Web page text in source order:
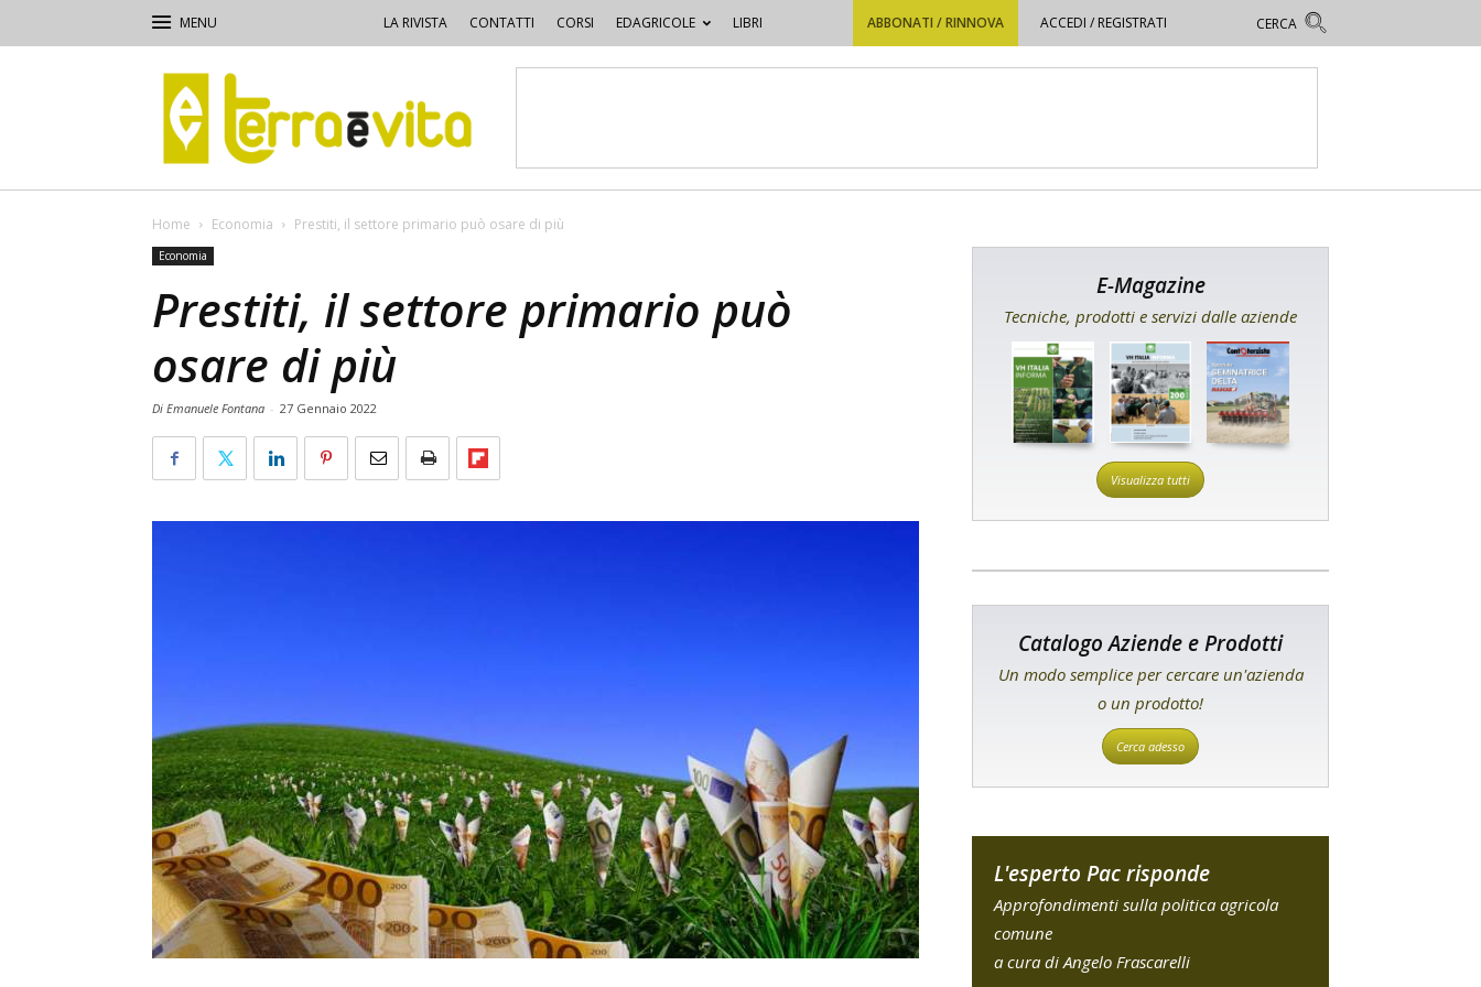
LA RIVISTA CONTATTI CORSI EDAGRICOLE LIBRI ABBONATI / RINNOVA ACCEDI / REGISTRATI
Terra
e
Vita
Home Economia Prestiti, il settore primario può osare di più
Economia
Prestiti, il settore primario può
osare di più
Di Emanuele Fontana - 27 Gennaio 2022
E-Magazine
Tecniche, prodotti e servizi dalle aziende
Visualizza tutti
Catalogo Aziende e Prodotti
Un modo semplice per cercare un'azienda
o un prodotto!
Cerca adesso
L'esperto Pac risponde
Approfondimenti sulla politica agricola
comune
a cura di Angelo Frascarelli